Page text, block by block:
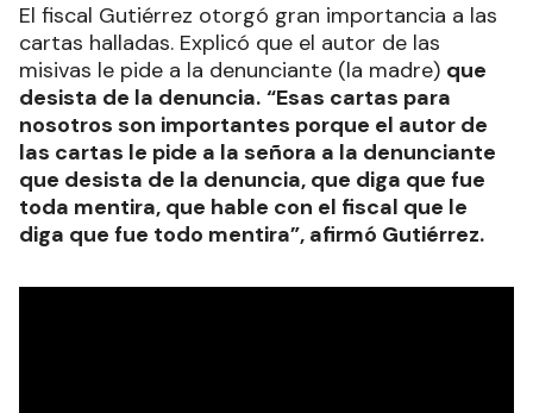
El fiscal Gutiérrez otorgó gran importancia a las
cartas halladas. Explicó que el autor de las
misivas le pide a la denunciante (la madre) que
desista de la denuncia. “Esas cartas para
nosotros son importantes porque el autor de
las cartas le pide a la señora a la denunciante
que desista de la denuncia, que diga que fue
toda mentira, que hable con el fiscal que le
diga que fue todo mentira”, afirmó Gutiérrez.